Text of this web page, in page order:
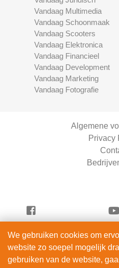
Vandaag Multimedia
Vandaag Schoonmaak
Vandaag Scooters
Vandaag Elektronica
Vandaag Financieel
Vandaag Development
Vandaag Marketing
Vandaag Fotografie
Algemene
Privacy
Vandaag
ServiceRight B.V.
We gebruiken cookies om
website zo soepel mogelijk
gebruiken van de website,